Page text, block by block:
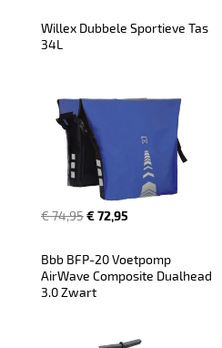
Willex Dubbele Sportieve Tas
34L
€ 74,95€ 72,95
Bbb BFP-20 Voetpomp
AirWave Composite Dualhead
3.0 Zwart